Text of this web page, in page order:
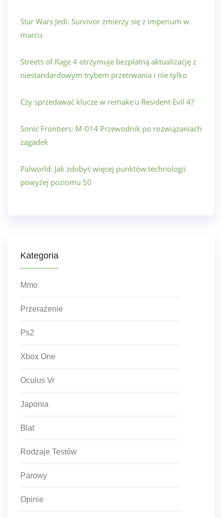
Star Wars Jedi: Survivor zmierzy się z imperium w
marcu
Streets of Rage 4 otrzymuje bezpłatną aktualizację z
niestandardowym trybem przetrwania i nie tylko
Czy sprzedawać klucze w remake'u Resident Evil 4?
Sonic Frontiers: M-014 Przewodnik po rozwiązaniach
zagadek
Palworld: Jak zdobyć więcej punktów technologii
powyżej poziomu 50
Kategoria
Mmo
Przerażenie
Ps2
Xbox One
Oculus Vr
Japonia
Blat
Rodzaje Testów
Parowy
Opinie